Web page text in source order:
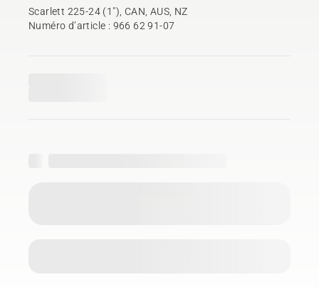
Scarlett 225-24 (1"), CAN, AUS, NZ
Numéro d’article : 966 62 91‑07